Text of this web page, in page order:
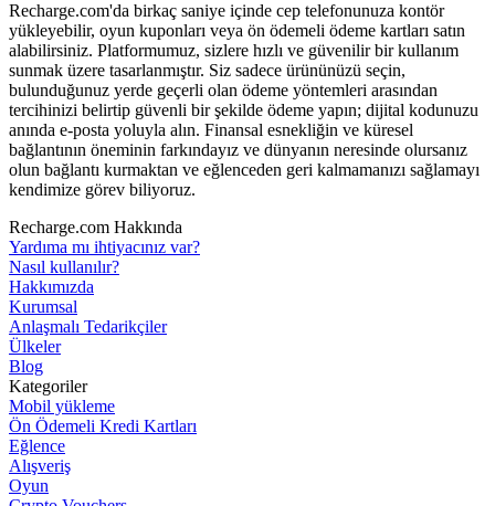
Recharge.com'da birkaç saniye içinde cep telefonunuza kontör
yükleyebilir, oyun kuponları veya ön ödemeli ödeme kartları satın
alabilirsiniz. Platformumuz, sizlere hızlı ve güvenilir bir kullanım
sunmak üzere tasarlanmıştır. Siz sadece ürününüzü seçin,
bulunduğunuz yerde geçerli olan ödeme yöntemleri arasından
tercihinizi belirtip güvenli bir şekilde ödeme yapın; dijital kodunuzu
anında e-posta yoluyla alın. Finansal esnekliğin ve küresel
bağlantının öneminin farkındayız ve dünyanın neresinde olursanız
olun bağlantı kurmaktan ve eğlenceden geri kalmamanızı sağlamayı
kendimize görev biliyoruz.
Recharge.com Hakkında
Yardıma mı ihtiyacınız var?
Nasıl kullanılır?
Hakkımızda
Kurumsal
Anlaşmalı Tedarikçiler
Ülkeler
Blog
Kategoriler
Mobil yükleme
Ön Ödemeli Kredi Kartları
Eğlence
Alışveriş
Oyun